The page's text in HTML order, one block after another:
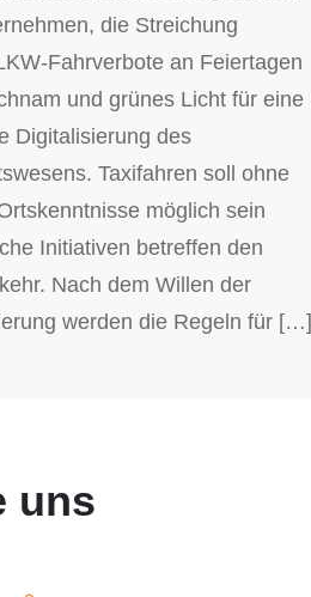
die Streichung
Fahrverbote an Feiertagen
und grünes Licht für eine
Digitalisierung des
Taxifahren soll ohne
möglich sein
Initiativen betreffen den
Nach dem Willen der
werden die Regeln für […]
uns